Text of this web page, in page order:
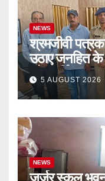
NEWS
श्रमजीवी
उठाए जनहित के
और पार्किंग
5 AUGUST 2026
NEWS